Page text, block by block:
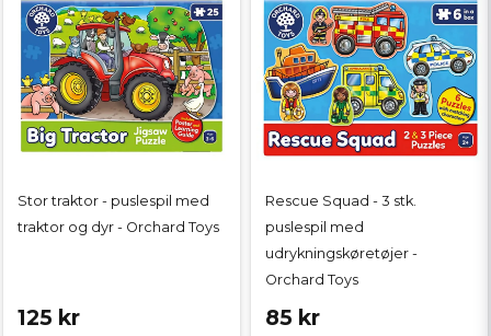
Stor traktor - puslespil med
traktor og dyr - Orchard Toys
125 kr
Rescue Squad - 3 stk.
puslespil med
udrykningskøretøjer -
Orchard Toys
85 kr